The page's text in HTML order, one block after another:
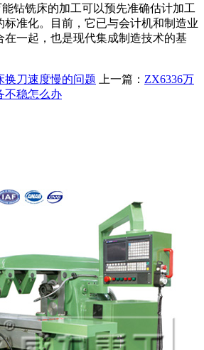
钻铣床的加工可以预先准确估计加工
准化。目前，它已与会计机和制造业
一起，也是现代集成制造技术的基
换刀速度慢的问题 上一篇： ZX6336万
不稳怎么办